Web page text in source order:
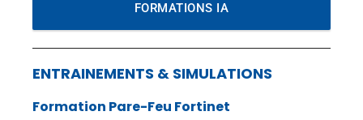
FORMATIONS IA
ENTRAINEMENTS & SIMULATIONS
Formation Pare-Feu Fortinet